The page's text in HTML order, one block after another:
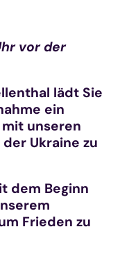
vor der
lädt Sie
ein
unseren
Ukraine zu
dem Beginn
Frieden zu